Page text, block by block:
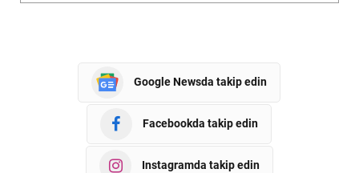
Google Newsda takip edin
Facebookda takip edin
Instagramda takip edin